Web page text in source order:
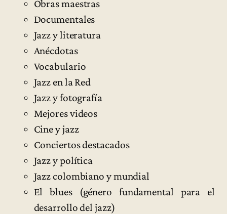
Obras maestras
Documentales
Jazz y literatura
Anécdotas
Vocabulario
Jazz en la Red
Jazz y fotografía
Mejores videos
Cine y jazz
Conciertos destacados
Jazz y política
Jazz colombiano y mundial
El blues (género fundamental para el
desarrollo del jazz)